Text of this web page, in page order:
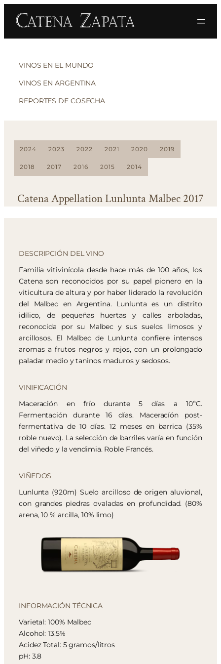
VINOS EN EL MUNDO
VINOS EN ARGENTINA
REPORTES DE COSECHA
2024 2023 2022 2021 2020 2019
2018 2017 2016 2015 2014
Catena Appellation Lunlunta Malbec 2017
DESCRIPCIÓN DEL VINO
Familia vitivinícola desde hace más de 100 años, los
Catena son reconocidos por su papel pionero en la
viticultura de altura y por haber liderado la revolución
del Malbec en Argentina. Lunlunta es un distrito
idílico, de pequeñas huertas y calles arboladas,
reconocida por su Malbec y sus suelos limosos y
arcillosos. El Malbec de Lunlunta confiere intensos
aromas a frutos negros y rojos, con un prolongado
paladar medio y taninos maduros y sedosos.
VINIFICACIÓN
Maceración en frío durante 5 días a 10ºC.
Fermentación durante 16 días. Maceracíón post-
fermentativa de 10 días. 12 meses en barrica (35%
roble nuevo). La selección de barriles varía en función
del viñedo y la vendimia. Roble Francés.
VIÑEDOS
Lunlunta (920m) Suelo arcilloso de origen aluvional,
con grandes piedras ovaladas en profundidad. (80%
arena, 10 % arcilla, 10% limo)
INFORMACIÓN TÉCNICA
Varietal: 100% Malbec
Alcohol: 13.5%
Acidez Total: 5 gramos/litros
pH: 3.8